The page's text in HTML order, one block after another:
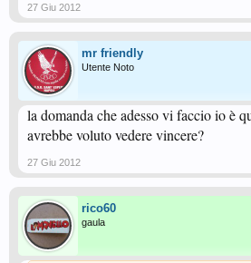
27 Giu 2012
mr friendly
Utente Noto
la domanda che adesso vi faccio io è
avrebbe voluto vedere vincere?
27 Giu 2012
rico60
gaula